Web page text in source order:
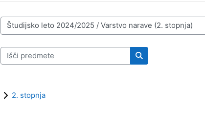
Kategorije predmetov
Išči predmete
Išči predmete
2. stopnja